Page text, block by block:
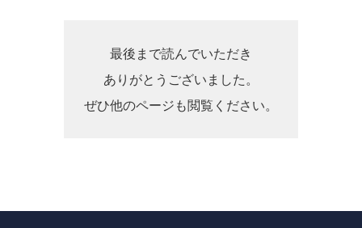
最後まで読んでいただき
ありがとうございました。
ぜひ他のページも閲覧ください。